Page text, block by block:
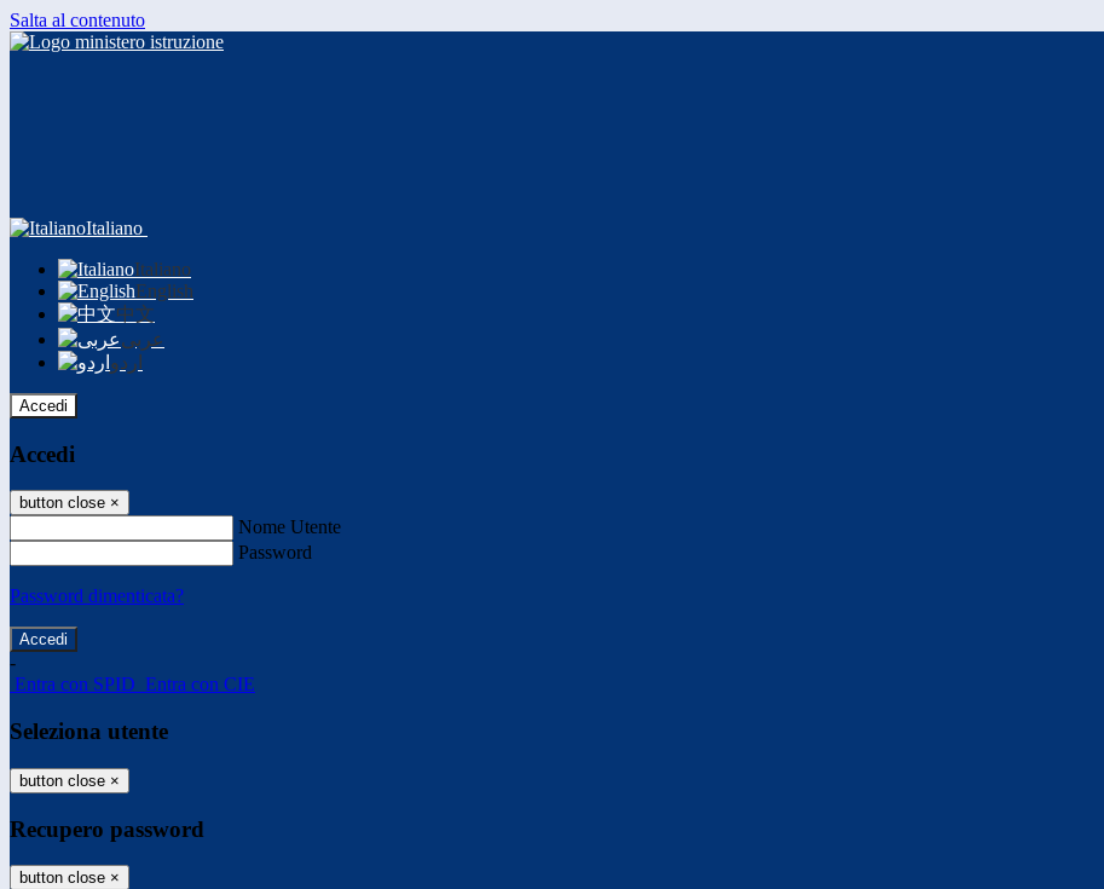
Salta al contenuto
Italiano
Italiano
English
中文
عربى
اردو
Accedi
Accedi
button close ×
Nome Utente
Password
Password dimenticata?
-
Entra con SPID Entra con CIE
Seleziona utente
button close ×
Recupero password
button close ×